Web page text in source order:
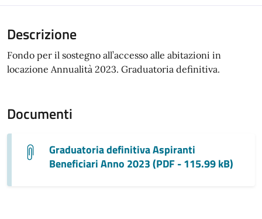
Descrizione
Fondo per il sostegno all’accesso alle abitazioni in
locazione Annualità 2023. Graduatoria definitiva.
Documenti
Graduatoria definitiva Aspiranti
Beneficiari Anno 2023 (PDF - 115.99 kB)